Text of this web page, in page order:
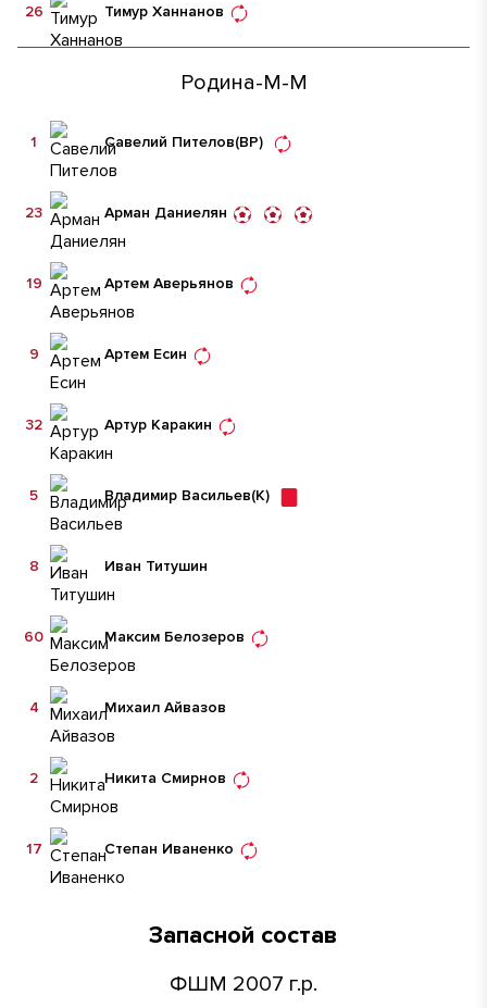
Тимур Ханнанов
26
Родина-М-М
Савелий Пителов(ВР)
1
Арман Даниелян
23
Артем Аверьянов
19
Артем Есин
9
Артур Каракин
32
Владимир Васильев(К)
5
Иван Титушин
8
Максим Белозеров
60
Михаил Айвазов
4
Никита Смирнов
2
Степан Иваненко
17
Запасной состав
ФШМ 2007 г.р.